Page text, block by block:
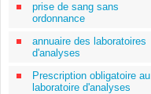
prise de sang sans
ordonnance
annuaire des laboratoires
d'analyses
Prescription obligatoire au
laboratoire d'analyses